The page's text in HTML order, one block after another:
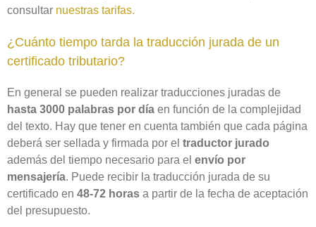
consultar nuestras tarifas.
¿Cuánto tiempo tarda la traducción jurada de un
certificado tributario?
En general se pueden realizar traducciones juradas de
hasta 3000 palabras por día en función de la complejidad
del texto. Hay que tener en cuenta también que cada página
deberá ser sellada y firmada por el traductor jurado
además del tiempo necesario para el envío por
mensajería. Puede recibir la traducción jurada de su
certificado en 48-72 horas a partir de la fecha de aceptación
del presupuesto.